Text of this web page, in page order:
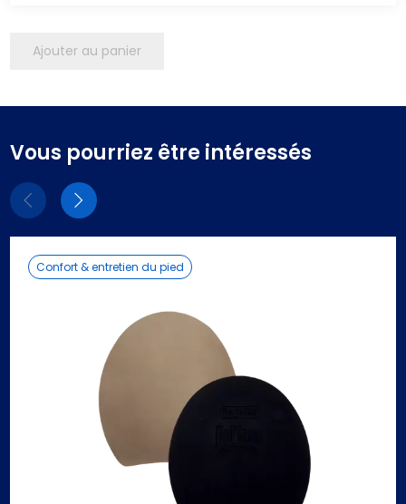
Ajouter au panier
Vous pourriez être intéressés
ElémentsEléments
Confort & entretien du pied